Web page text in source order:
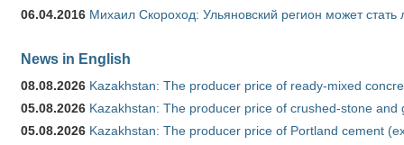
06.04.2016 Михаил Скороход: Ульяновский регион может
News in English
08.08.2026 Kazakhstan: The producer price of ready-mixed
05.08.2026 Kazakhstan: The producer price of crushed-stone and
05.08.2026 Kazakhstan: The producer price of Portland cement